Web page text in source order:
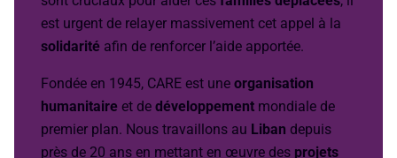
est urgent de relayer massivement cet appel à la
solidarité afin de renforcer l’aide apportée.
Fondée en 1945, CARE est une organisation
humanitaire et de développement mondiale de
premier plan. Nous travaillons au Liban depuis
près de 20 ans en mettant en œuvre des projets